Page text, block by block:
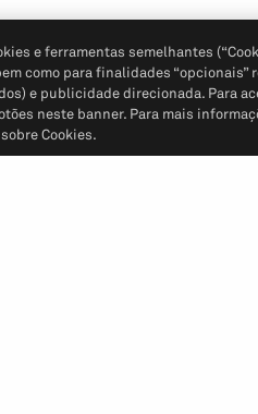
e ferramentas semelhantes
como para finalidades
e publicidade direcionada. Para
neste banner. Para mais
Cookies.